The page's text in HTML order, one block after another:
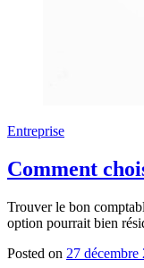
Entreprise
Comment
Trouver le bon
option pourrait bien
Posted on 27 décembre